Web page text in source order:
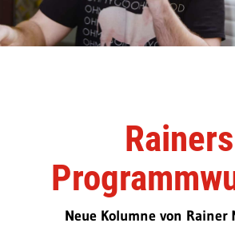
Rainers
Neue Kolumne von Rainer